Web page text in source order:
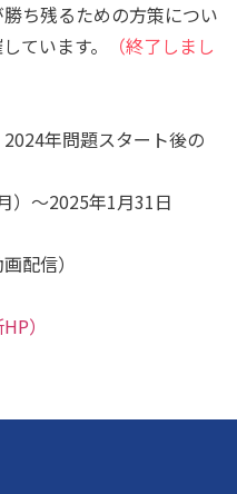
ち残るための方策につい
ています。
（終了しまし
年問題スタート後の
）～2025年1月31日
配信）
）